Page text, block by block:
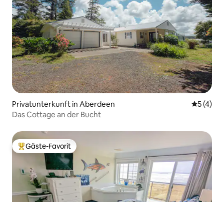
Privatunterkunft in Aberdeen
5 (4)
Das Cottage an der Bucht
Beliebter Gäste-Favorit.
Gäste-Favorit